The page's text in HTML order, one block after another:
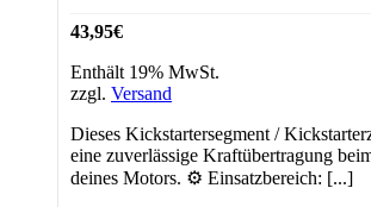
43,95€
Enthält 19% MwSt.
zzgl. Versand
Dieses Kickstartersegment /
eine zuverlässige Kraftübertragung
deines Motors. ⚙️ Einsatzbereich: [...]